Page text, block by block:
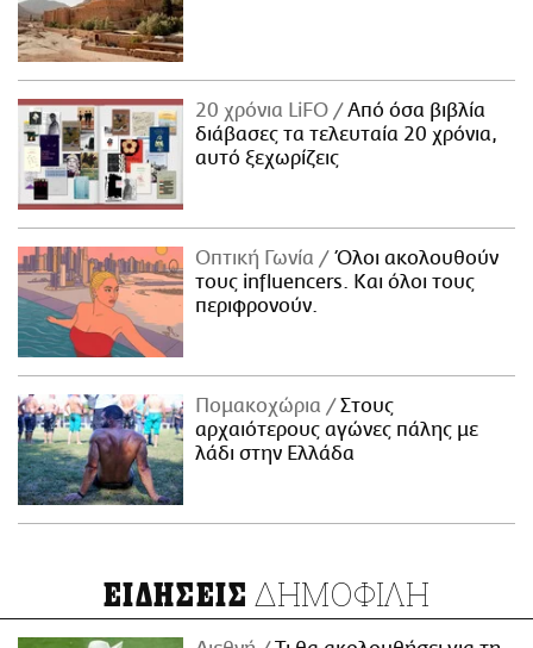
20 χρόνια LiFO
Από όσα βιβλία
διάβασες τα τελευταία 20 χρόνια,
αυτό ξεχωρίζεις
Οπτική Γωνία
Όλοι ακολουθούν
τους influencers. Και όλοι τους
περιφρονούν.
Πομακοχώρια
Στους
αρχαιότερους αγώνες πάλης με
λάδι στην Ελλάδα
ΕΙΔΗΣΕΙΣ ΔΗΜΟΦΙΛΗ